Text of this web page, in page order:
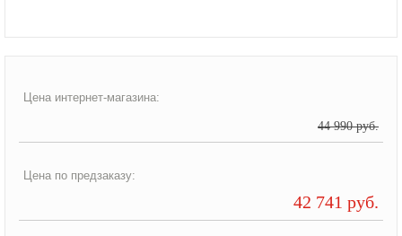
Цена интернет-магазина:
44 990 руб.
Цена по предзаказу:
42 741 руб.